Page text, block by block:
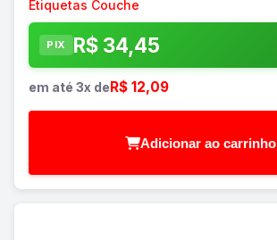
Etiquetas Couche
PIX R$ 34,45
em até 3x de R$ 12,09
Adicionar ao carrinho